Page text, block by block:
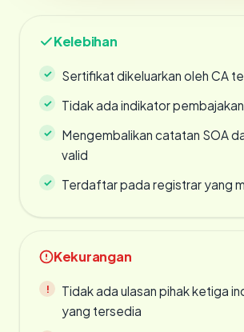
Kelebihan
Sertifikat dikeluarkan oleh CA
Tidak ada indikator
Mengembalikan catatan SOA
valid
Terdaftar pada registrar yang
Kekurangan
Tidak ada ulasan pihak ketiga
yang tersedia